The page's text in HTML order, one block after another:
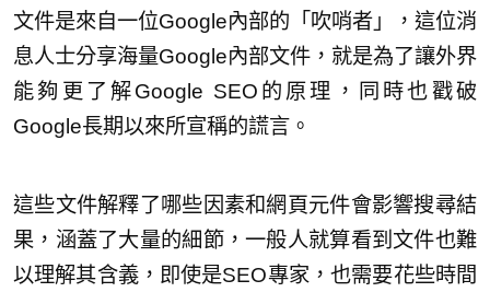
文件是來自一位Google內部的「吹哨者」，這位消
息人士分享海量Google內部文件，就是為了讓外界
能夠更了解Google SEO的原理，同時也戳破
Google長期以來所宣稱的謊言。
這些文件解釋了哪些因素和網頁元件會影響搜尋結
果，涵蓋了大量的細節，一般人就算看到文件也難
以理解其含義，即使是SEO專家，也需要花些時間